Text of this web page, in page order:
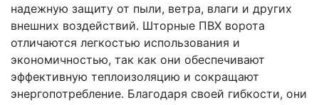
надежную защиту от пыли, ветра, влаги и других
внешних воздействий. Шторные ПВХ ворота
отличаются легкостью использования и
экономичностью, так как они обеспечивают
эффективную теплоизоляцию и сокращают
энергопотребление. Благодаря своей гибкости, они